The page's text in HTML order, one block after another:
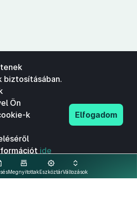
MegnyitottakEszköztárVáltozások
biztosításában.
Ön
k
ide
Elfogadom